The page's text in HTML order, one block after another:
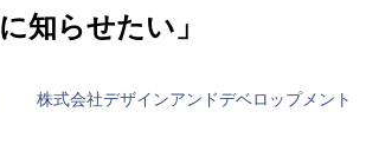
に知らせたい」
株式会社デザインアンドデベロップメント